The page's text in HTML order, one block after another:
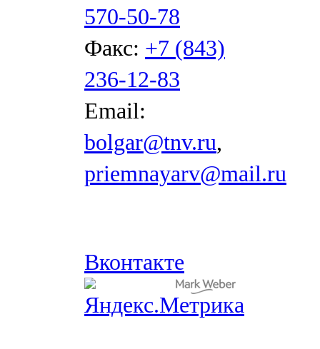
570-50-78
Факс: +7 (843)
236-12-83
Email:
bolgar@tnv.ru,
priemnayarv@mail.ru
Вконтакте